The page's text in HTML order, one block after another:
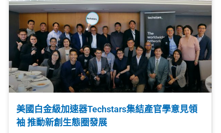
美國白金級加速器Techstars集結產官學意見領
袖 推動新創生態圈發展